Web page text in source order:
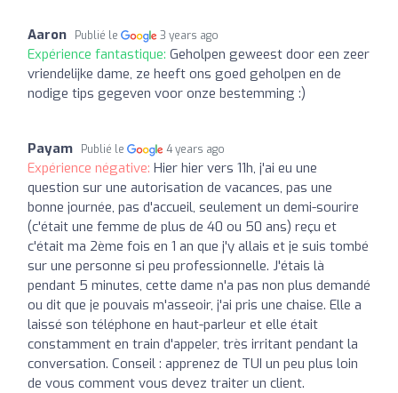
Aaron Publié le 3 years ago
Expérience fantastique: Geholpen geweest door een zeer
vriendelijke dame, ze heeft ons goed geholpen en de
nodige tips gegeven voor onze bestemming :)
Payam Publié le 4 years ago
Expérience négative: Hier hier vers 11h, j'ai eu une
question sur une autorisation de vacances, pas une
bonne journée, pas d'accueil, seulement un demi-sourire
(c'était une femme de plus de 40 ou 50 ans) reçu et
c'était ma 2ème fois en 1 an que j'y allais et je suis tombé
sur une personne si peu professionnelle. J'étais là
pendant 5 minutes, cette dame n'a pas non plus demandé
ou dit que je pouvais m'asseoir, j'ai pris une chaise. Elle a
laissé son téléphone en haut-parleur et elle était
constamment en train d'appeler, très irritant pendant la
conversation. Conseil : apprenez de TUI un peu plus loin
de vous comment vous devez traiter un client.